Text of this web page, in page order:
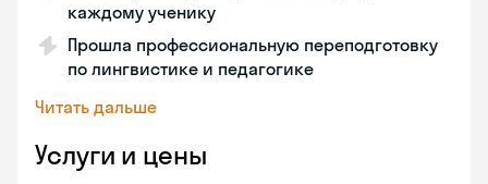
каждому ученику
Прошла профессиональную переподготовку
по лингвистике и педагогике
Читать дальше
Услуги и цены